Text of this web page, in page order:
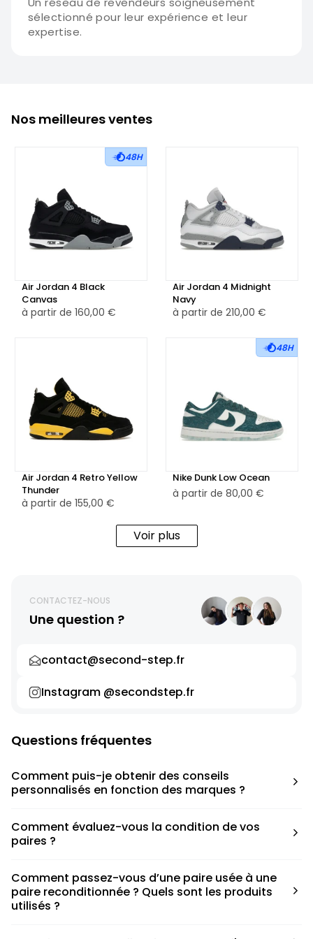
sélectionné pour leur expérience et leur
expertise.
Nos meilleures ventes
48H
Air Jordan 4 Black
Canvas
à partir de 160,00 €
Air Jordan 4 Midnight
Navy
à partir de 210,00 €
Air Jordan 4 Retro Yellow
Thunder
à partir de 155,00 €
48H
Nike Dunk Low Ocean
à partir de 80,00 €
Voir plus
CONTACTEZ-NOUS
Une question ?
contact@second-step.fr
Instagram @secondstep.fr
Questions fréquentes
Comment puis-je obtenir des conseils
personnalisés en fonction des marques ?
pour déterminer la taille appropriée, que ce soit une taille
en dessous, au-dessus ou correspondant à votre taille
Comment évaluez-vous la condition de vos
paires ?
défauts spécifiques de chaque paire.
Comment passez-vous d’une paire usée à une
paire reconditionnée ? Quels sont les produits
utilisés ?